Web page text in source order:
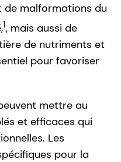
de malformations du
1, mais aussi de
de nutriments et
pour favoriser
mettre au
et efficaces qui
Les
pour la